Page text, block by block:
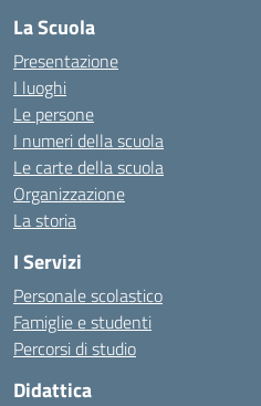
La Scuola
Presentazione
I luoghi
Le persone
I numeri della scuola
Le carte della scuola
Organizzazione
La storia
I Servizi
Personale scolastico
Famiglie e studenti
Percorsi di studio
Didattica